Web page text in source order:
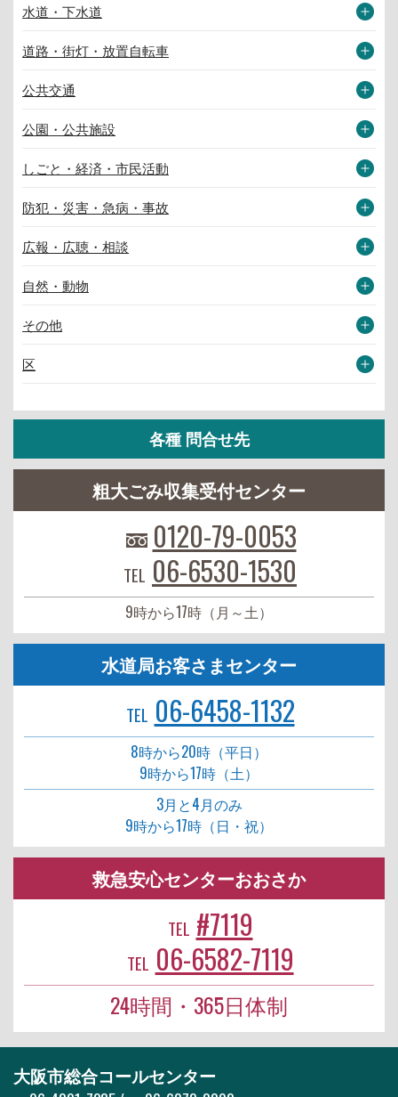
水道・下水道
道路・街灯・放置自転車
公共交通
公園・公共施設
しごと・経済・市民活動
防犯・災害・急病・事故
広報・広聴・相談
自然・動物
その他
区
各種 問合せ先
粗大ごみ収集受付センター
0120-79-0053
TEL 06-6530-1530
9時から17時（月～土）
水道局お客さまセンター
TEL 06-6458-1132
8時から20時（平日）
9時から17時（土）
3月と4月のみ
9時から17時（日・祝）
救急安心センターおおさか
TEL #7119
TEL 06-6582-7119
24時間・365日体制
大阪市総合コールセンター